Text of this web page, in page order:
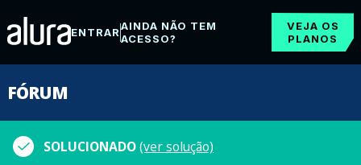
ENTRARAINDA NÃO TEM
ACESSO?
VEJA OS
PLANOS
FÓRUM
SOLUCIONADO(ver solução)